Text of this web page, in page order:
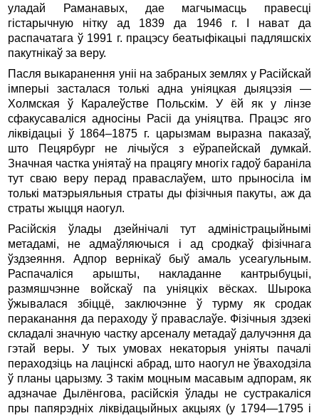
уладай Раманавых, дае магчымасць правесці
гістарычную нітку ад 1839 да 1946 г. І нават да
распачатага ў 1991 г. працэсу беатыфікацыі падляшскіх
пакутнікаў за веру.
Пасля выкаранення уніі на забраных землях у Расійскай
імперыі засталася толькі адна уніяцкая дыяцэзія —
Холмская ў Каралеўстве Польскім. У ёй як у лінзе
сфакусаваліся адносіны Расіі да уніяцтва. Працэс яго
ліквідацыі ў 1864–1875 г. царызмам выразна паказаў,
што Пецярбург не лічыўся з еўрапейскай думкай.
Значная частка уніятаў на працягу многіх гадоў бараніла
тут сваю веру перад праваслаўем, што прыносіла ім
толькі матэрыяльныя страты ды фізічныя пакуты, аж да
страты жыцця наогул.
Расійскія ўлады дзейнічалі тут адміністрацыйнымі
метадамі, не адмаўляючыся і ад сродкаў фізічнага
ўздзеяння. Адпор вернікаў быў амаль усеагульным.
Распачаліся арышты, накладанне кантрыбуцыі,
размяшчэнне войскаў па уніяцкіх вёсках. Шырока
ўжывалася збіццё, заключэнне ў турму як сродак
пераканання да пераходу ў праваслаўе. Фізічныя здзекі
складалі значную частку арсеналу метадаў далучэння да
гэтай веры. У тых умовах некаторыя уніяты пачалі
пераходзіць на лацінскі абрад, што наогул не ўваходзіла
ў планы царызму. З такім моцным масавым адпорам, як
адзначае Дылёнгова, расійскія ўлады не сустракаліся
пры папярэдніх ліквідацыйных акцыях (у 1794—1795 і